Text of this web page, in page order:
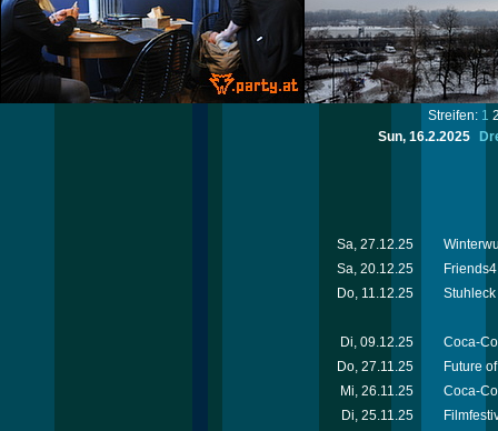
Streifen: 1
Sun, 16.2.2025
Sa, 27.12.25
Sa, 20.12.25
Do, 11.12.25
Di, 09.12.25
Coca-
Do, 27.11.25
Future
Mi, 26.11.25
Coca-
Di, 25.11.25